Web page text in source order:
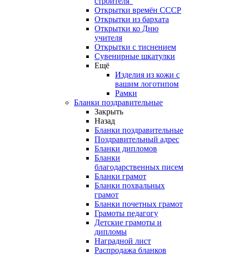
Открытки времён СССР
Открытки из бархата
Открытки ко Дню
учителя
Открытки с тиснением
Сувенирные шкатулки
Ещё
Изделия из кожи с
вашим логотипом
Рамки
Бланки поздравительные
Закрыть
Назад
Бланки поздравительные
Поздравительный адрес
Бланки дипломов
Бланки
благодарственных писем
Бланки грамот
Бланки похвальных
грамот
Бланки почетных грамот
Грамоты педагогу
Детские грамоты и
дипломы
Наградной лист
Распродажа бланков